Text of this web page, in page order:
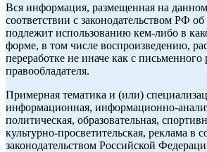
Вся информация, размещенная на данном
соответствии с законодательством РФ
подлежит использованию кем-либо в
форме, в том числе воспроизведению,
переработке не иначе как с письменного
правообладателя.
Примерная тематика и (или)
информационная, информационно-
политическая, образовательная,
культурно-просветительская, реклама в
законодательством Российской